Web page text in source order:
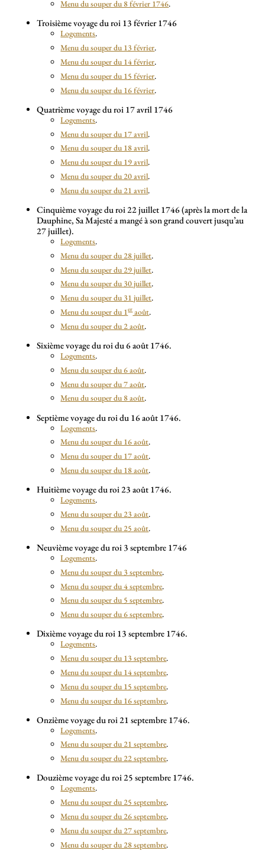
Menu du souper du 8 février 1746.
Troisième voyage du roi 13 février 1746
Logements.
Menu du souper du 13 février.
Menu du souper du 14 février.
Menu du souper du 15 février.
Menu du souper du 16 février.
Quatrième voyage du roi 17 avril 1746
Logements.
Menu du souper du 17 avril.
Menu du souper du 18 avril.
Menu du souper du 19 avril.
Menu du souper du 20 avril.
Menu du souper du 21 avril.
Cinquième voyage du roi 22 juillet 1746 (après la mort de la
Dauphine, Sa Majesté a mangé à son grand couvert jusqu’au
27 juillet).
Logements.
Menu du souper du 28 juillet.
Menu du souper du 29 juillet.
Menu du souper du 30 juillet.
Menu du souper du 31 juillet.
Menu du souper du 1eraoût.
Menu du souper du 2 août.
Sixième voyage du roi du 6 août 1746.
Logements.
Menu du souper du 6 août.
Menu du souper du 7 août.
Menu du souper du 8 août.
Septième voyage du roi du 16 août 1746.
Logements.
Menu du souper du 16 août.
Menu du souper du 17 août.
Menu du souper du 18 août.
Huitième voyage du roi 23 août 1746.
Logements.
Menu du souper du 23 août.
Menu du souper du 25 août.
Neuvième voyage du roi 3 septembre 1746
Logements.
Menu du souper du 3 septembre.
Menu du souper du 4 septembre.
Menu du souper du 5 septembre.
Menu du souper du 6 septembre.
Dixième voyage du roi 13 septembre 1746.
Logements.
Menu du souper du 13 septembre.
Menu du souper du 14 septembre.
Menu du souper du 15 septembre.
Menu du souper du 16 septembre.
Onzième voyage du roi 21 septembre 1746.
Logements.
Menu du souper du 21 septembre.
Menu du souper du 22 septembre.
Douzième voyage du roi 25 septembre 1746.
Logements.
Menu du souper du 25 septembre.
Menu du souper du 26 septembre.
Menu du souper du 27 septembre.
Menu du souper du 28 septembre.